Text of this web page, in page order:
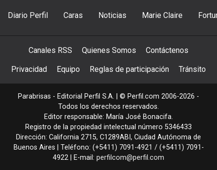
Diario Perfil Caras Noticias Marie Claire
Canales RSS Quienes Somos Contáctenos
Privacidad Equipo Reglas de participación Tránsito
Parabrisas - Editorial Perfil S.A. | © Perfil.com 2006-2026 -
Todos los derechos reservados.
Editor responsable: María José Bonacifa.
Registro de la propiedad intelectual número 5346433
Dirección: California 2715, C1289ABI , Ciudad Autónoma de
Buenos Aires | Teléfono: (+5411) 7091-4921 / (+5411) 7091-
4922 | E-mail: perfilcom@perfil.com